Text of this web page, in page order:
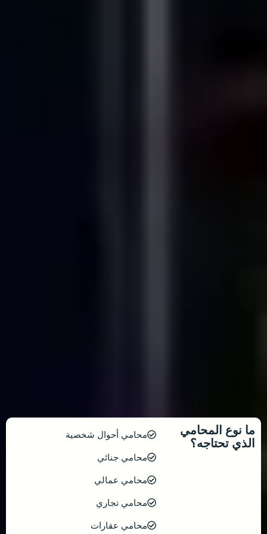
ما نوع المحامي
الذي تحتاجه؟
محامي أحوال شخصية
محامي جنائي
محامي عمالي
محامي تجاري
محامي عقارات